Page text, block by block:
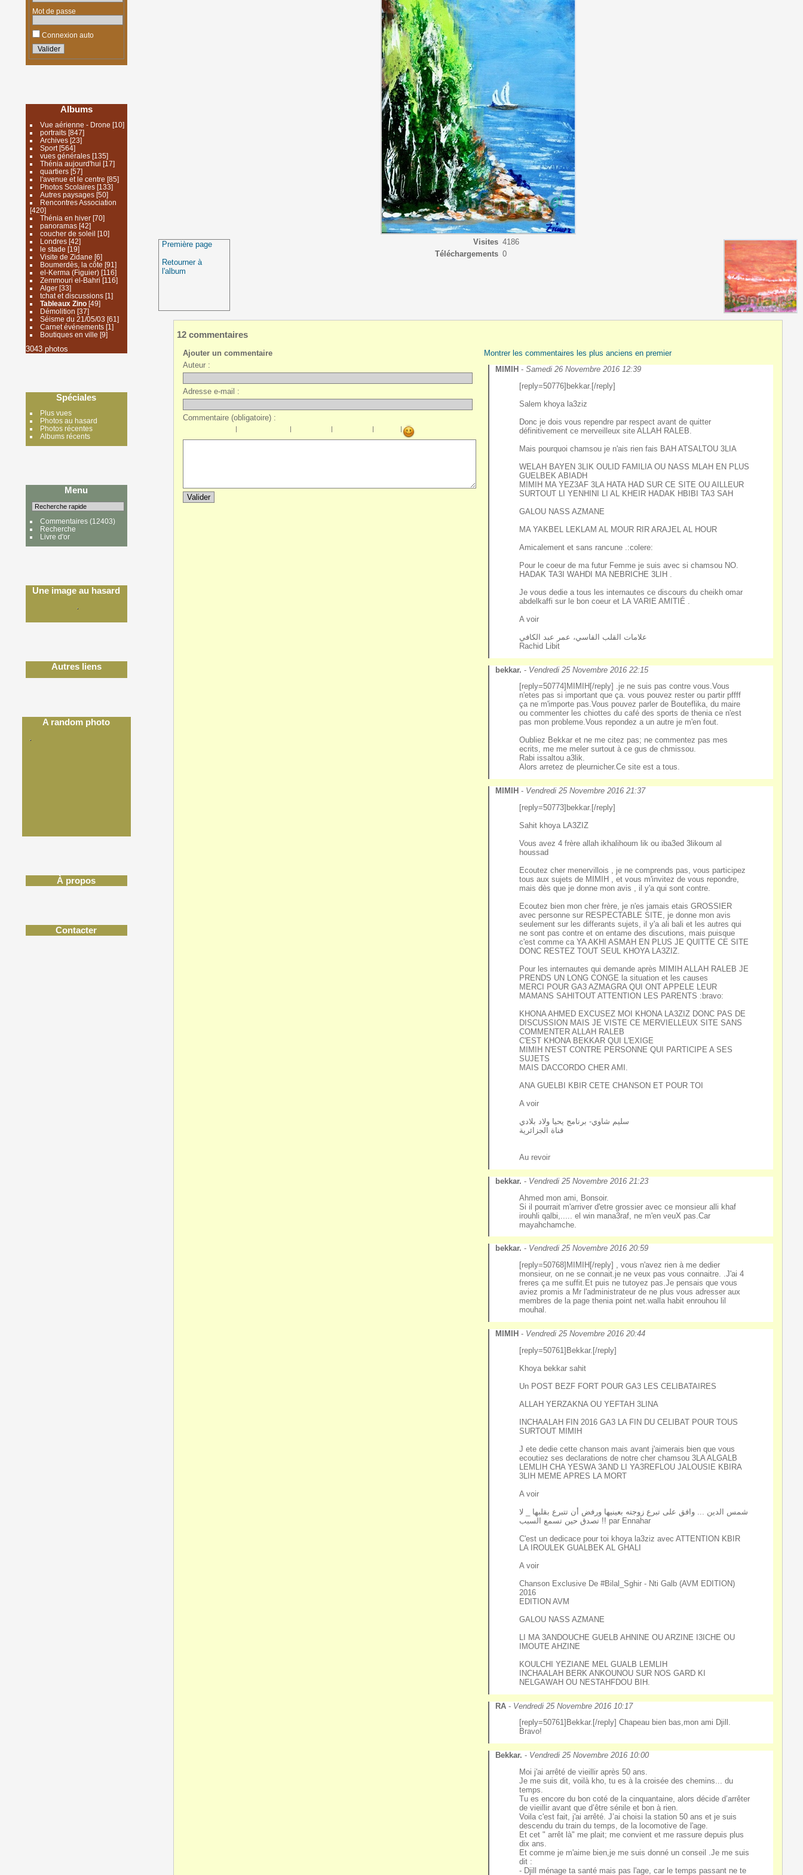
Mot de passe
Connexion auto
Albums
Vue aérienne - Drone [10]
portraits[847]
Archives [23]
Sport[564]
vues générales[135]
Thénia aujourd'hui [17]
quartiers[57]
l'avenue et le centre [85]
Photos Scolaires[133]
Autres paysages[50]
Rencontres Association
[420]
Thénia en hiver[70]
panoramas[42]
coucher de soleil [10]
Londres[42]
le stade [19]
Visite de Zidane [6]
Boumerdès, la côte [91]
el-Kerma (Figuier)[116]
Zemmouri el-Bahri [116]
Alger[33]
tchat et discussions[1]
Tableaux Zino[49]
Démolition [37]
Séisme du 21/05/03 [61]
Carnet événements[1]
Boutiques en ville [9]
3043 photos
Spéciales
Plus vues
Photos au hasard
Photos récentes
Albums récents
Menu
Commentaires(12403)
Recherche
Livre d'or
Une image au hasard
Autres liens
A random photo
À propos
Contacter
Première page
Retourner à
l'album
Visites 4186
Téléchargements 0
12 commentaires
Ajouter un commentaire
Auteur :
Adresse e-mail :
Commentaire (obligatoire) :
| | | | |
Montrer les commentaires les plus anciens en premier
MIMIH -Samedi 26 Novembre 2016 12:39
[reply=50776]bekkar.[/reply]
Salem khoya la3ziz
Donc je dois vous rependre par respect avant de quitter
définitivement ce merveilleux site ALLAH RALEB.
Mais pourquoi chamsou je n'ais rien fais BAH ATSALTOU 3LIA
WELAH BAYEN 3LIK OULID FAMILIA OU NASS MLAH EN PLUS
GUELBEK ABIADH
MIMIH MA YEZ3AF 3LA HATA HAD SUR CE SITE OU AILLEUR
SURTOUT LI YENHINI LI AL KHEIR HADAK HBIBI TA3 SAH
GALOU NASS AZMANE
MA YAKBEL LEKLAM AL MOUR RIR ARAJEL AL HOUR
Amicalement et sans rancune .:colere:
Pour le coeur de ma futur Femme je suis avec si chamsou NO.
HADAK TA3I WAHDI MA NEBRICHE 3LIH .
Je vous dedie a tous les internautes ce discours du cheikh omar
abdelkaffi sur le bon coeur et LA VARIE AMITIÉ .
A voir
علامات القلب القاسي، عمر عبد الكافي
Rachid Libit
bekkar. - Vendredi 25 Novembre 2016 22:15
[reply=50774]MIMIH[/reply] .je ne suis pas contre vous.Vous
n'etes pas si important que ça. vous pouvez rester ou partir pffff
ça ne m'importe pas.Vous pouvez parler de Bouteflika, du maire
ou commenter les chiottes du café des sports de thenia ce n'est
pas mon probleme.Vous repondez a un autre je m'en fout.
Oubliez Bekkar et ne me citez pas; ne commentez pas mes
ecrits, me me meler surtout à ce gus de chmissou.
Rabi issaltou a3lik.
Alors arretez de pleurnicher.Ce site est a tous.
MIMIH - Vendredi 25 Novembre 2016 21:37
[reply=50773]bekkar.[/reply]
Sahit khoya LA3ZIZ
Vous avez 4 frère allah ikhalihoum lik ou iba3ed 3likoum al
houssad
Ecoutez cher menervillois , je ne comprends pas, vous participez
tous aux sujets de MIMIH , et vous m'invitez de vous repondre,
mais dès que je donne mon avis , il y'a qui sont contre.
Ecoutez bien mon cher frère, je n'es jamais etais GROSSIER
avec personne sur RESPECTABLE SITE, je donne mon avis
seulement sur les differants sujets, il y'a ali bali et les autres qui
ne sont pas contre et on entame des discutions, mais puisque
c'est comme ca YA AKHI ASMAH EN PLUS JE QUITTE CE SITE
DONC RESTEZ TOUT SEUL KHOYA LA3ZIZ.
Pour les internautes qui demande après MIMIH ALLAH RALEB JE
PRENDS UN LONG CONGE la situation et les causes
MERCI POUR GA3 AZMAGRA QUI ONT APPELE LEUR
MAMANS SAHITOUT ATTENTION LES PARENTS :bravo:
KHONA AHMED EXCUSEZ MOI KHONA LA3ZIZ DONC PAS DE
DISCUSSION MAIS JE VISTE CE MERVIELLEUX SITE SANS
COMMENTER ALLAH RALEB
C'EST KHONA BEKKAR QUI L'EXIGE
MIMIH N'EST CONTRE PERSONNE QUI PARTICIPE A SES
SUJETS
MAIS DACCORDO CHER AMI.
ANA GUELBI KBIR CETE CHANSON ET POUR TOI
A voir
سليم شاوي- برنامج يحيا ولاد بلادي
قناة الجزائرية
Au revoir
bekkar. - Vendredi 25 Novembre 2016 21:23
Ahmed mon ami, Bonsoir.
Si il pourrait m'arriver d'etre grossier avec ce monsieur alli khaf
irouhli qalbi,..... el win mana3raf, ne m'en veuX pas.Car
mayahchamche.
bekkar. - Vendredi 25 Novembre 2016 20:59
[reply=50768]MIMIH[/reply] , vous n'avez rien à me dedier
monsieur, on ne se connait.je ne veux pas vous connaitre. .J'ai 4
freres ça me suffit.Et puis ne tutoyez pas.Je pensais que vous
aviez promis a Mr l'administrateur de ne plus vous adresser aux
membres de la page thenia point net.walla habit enrouhou lil
mouhal.
MIMIH - Vendredi 25 Novembre 2016 20:44
[reply=50761]Bekkar.[/reply]
Khoya bekkar sahit
Un POST BEZF FORT POUR GA3 LES CELIBATAIRES
ALLAH YERZAKNA OU YEFTAH 3LINA
INCHAALAH FIN 2016 GA3 LA FIN DU CELIBAT POUR TOUS
SURTOUT MIMIH
J ete dedie cette chanson mais avant j'aimerais bien que vous
ecoutiez ses declarations de notre cher chamsou 3LA ALGALB
LEMLIH CHA YESWA 3AND LI YA3REFLOU JALOUSIE KBIRA
3LIH MEME APRES LA MORT
A voir
شمس الدين ... وافق على تبرع زوجته بعينيها ورفض أن تتبرع بقلبها _ لا
تصدق حين تسمع السبب !! par Ennahar
C'est un dedicace pour toi khoya la3ziz avec ATTENTION KBIR
LA IROULEK GUALBEK AL GHALI
A voir
Chanson Exclusive De #Bilal_Sghir - Nti Galb (AVM EDITION)
2016
EDITION AVM
GALOU NASS AZMANE
LI MA 3ANDOUCHE GUELB AHNINE OU ARZINE I3ICHE OU
IMOUTE AHZINE
KOULCHI YEZIANE MEL GUALB LEMLIH
INCHAALAH BERK ANKOUNOU SUR NOS GARD KI
NELGAWAH OU NESTAHFDOU BIH.
RA - Vendredi 25 Novembre 2016 10:17
[reply=50761]Bekkar.[/reply] Chapeau bien bas,mon ami Djill.
Bravo!
Bekkar. - Vendredi 25 Novembre 2016 10:00
Moi j'ai arrêté de vieillir après 50 ans.
Je me suis dit, voilà kho, tu es à la croisée des chemins... du
temps.
Tu es encore du bon coté de la cinquantaine, alors décide d’arrêter
de vieillir avant que d’être sénile et bon à rien.
Voila c'est fait, j'ai arrêté. J’ai choisi la station 50 ans et je suis
descendu du train du temps, de la locomotive de l'age.
Et cet " arrêt là" me plait; me convient et me rassure depuis plus
dix ans.
Et comme je m'aime bien,je me suis donné un conseil .Je me suis
dit :
- Djill ménage ta santé mais pas l'age, car le temps passant ne te